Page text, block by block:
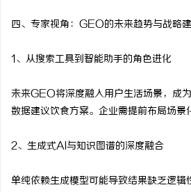
四、专家视角：GEO的未来趋势与战略
1、从搜索工具到智能助手的角色进化
未来GEO将深度融入用户生活场景，成
数据建议饮食方案。企业需提前布局场
2、生成式AI与知识图谱的深度融合
单纯依赖生成模型可能导致结果缺乏逻